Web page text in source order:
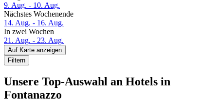
9. Aug. - 10. Aug.
Nächstes Wochenende
14. Aug. - 16. Aug.
In zwei Wochen
21. Aug. - 23. Aug.
Auf Karte anzeigen
Filtern
Unsere Top-Auswahl an Hotels in
Fontanazzo